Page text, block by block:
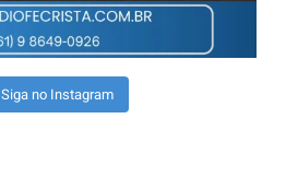
Siga no Instagram